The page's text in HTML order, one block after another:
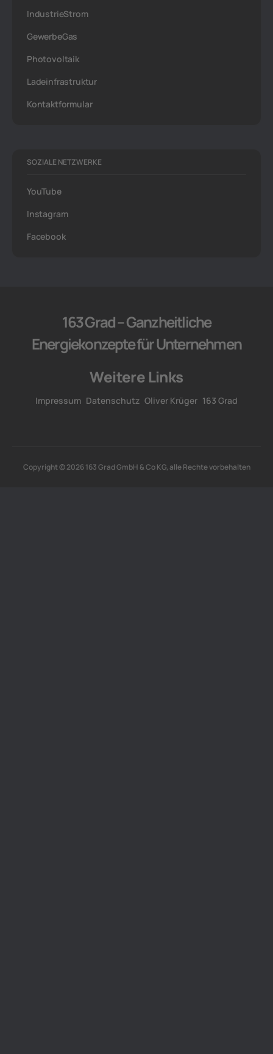
IndustrieStrom
GewerbeGas
Photovoltaik
Ladeinfrastruktur
Kontaktformular
SOZIALE NETZWERKE
YouTube
Instagram
Facebook
163 Grad – Ganzheitliche
Energiekonzepte für Unternehmen
Weitere Links
Impressum Datenschutz Oliver Krüger 163 Grad
Copyright © 2026 163 Grad GmbH & Co KG, alle Rechte vorbehalten